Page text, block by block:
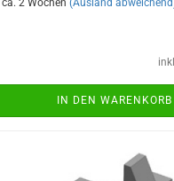
ca. 2 Wochen (Ausland
IN DEN WARENKORB